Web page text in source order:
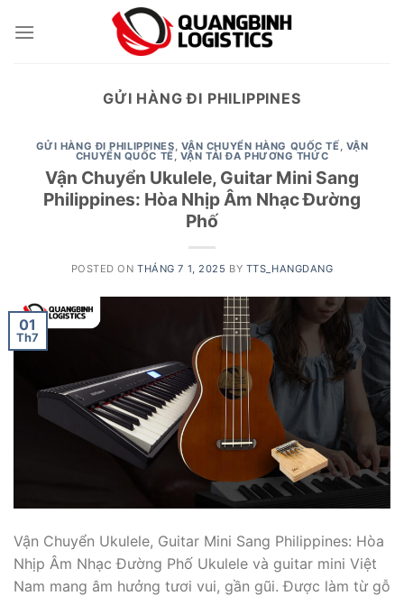
GỬI HÀNG ĐI PHILIPPINES
GỬI HÀNG ĐI PHILIPPINES, VẬN CHUYỂN HÀNG QUỐC TẾ, VẬN
CHUYỂN QUỐC TẾ, VẬN TẢI ĐA PHƯƠNG THỨC
Vận Chuyển Ukulele, Guitar Mini Sang
Philippines: Hòa Nhịp Âm Nhạc Đường
Phố
POSTED ONTHÁNG 7 1, 2025 BY TTS_HANGDANG
01
Th7
Vận Chuyển Ukulele, Guitar Mini Sang Philippines: Hòa
Nhịp Âm Nhạc Đường Phố Ukulele và guitar mini Việt
Nam mang âm hưởng tươi vui, gần gũi. Được làm từ gỗ